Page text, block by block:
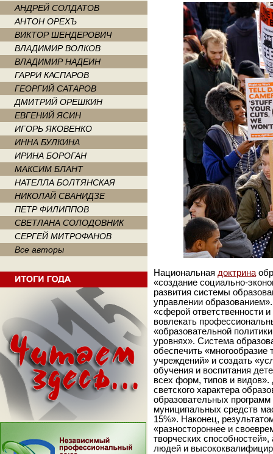
АНДРЕЙ СОЛДАТОВ
АНТОН ОРЕХЪ
ВИКТОР ШЕНДЕРОВИЧ
ВЛАДИМИР ВОЛКОВ
ВЛАДИМИР НАДЕИН
ГАРРИ КАСПАРОВ
ГЕОРГИЙ САТАРОВ
ДМИТРИЙ ОРЕШКИН
ЕВГЕНИЙ ЯСИН
ИГОРЬ ЯКОВЕНКО
ИННА БУЛКИНА
ИРИНА БОРОГАН
МАКСИМ БЛАНТ
НАТЕЛЛА БОЛТЯНСКАЯ
НИКОЛАЙ СВАНИДЗЕ
ПЕТР ФИЛИППОВ
СВЕТЛАНА СОЛОДОВНИК
СЕРГЕЙ МИТРОФАНОВ
Все авторы
Национальная доктрина
«создание социально-
развития системы
управлении
«сферой ответственности
вовлекать
«образовательной
уровнях». Система
обеспечить «многообразие
учреждений» и создать
обучения и воспитания
всех форм, типов и видов».
светского характера
образовательных
муниципальных средств
15%». Наконец,
«разностороннее и
творческих
людей и